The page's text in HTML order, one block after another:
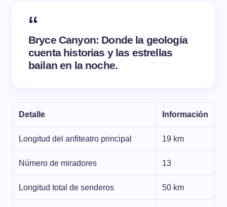
Bryce Canyon: Donde la geología
cuenta historias y las estrellas
bailan en la noche.
Detalle Información
Longitud del anfiteatro principal 19 km
Número de miradores 13
Longitud total de senderos 50 km